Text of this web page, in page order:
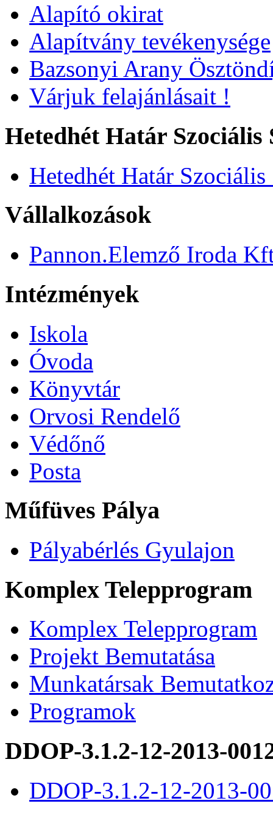
Alapító okirat
Alapítvány tevékenysége
Bazsonyi Arany
Várjuk felajánlásait !
Hetedhét Határ Szociális
Hetedhét Határ Szociális
Vállalkozások
Pannon.Elemző Iroda
Intézmények
Iskola
Óvoda
Könyvtár
Orvosi Rendelő
Védőnő
Posta
Műfüves Pálya
Pályabérlés Gyulajon
Komplex Telepprogram
Komplex Telepprogram
Projekt Bemutatása
Munkatársak
Programok
DDOP-3.1.2-12-2013-
DDOP-3.1.2-12-2013-